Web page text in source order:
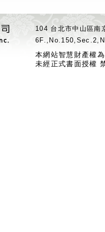
104 台北市中山區
本網站智慧財產權
未經正式書面授權